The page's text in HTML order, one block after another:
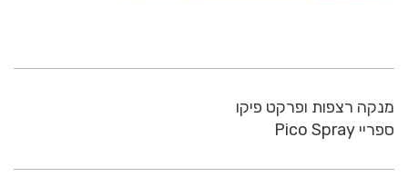
מנקה רצפות ופרקט פיקו
ספריי Pico Spray